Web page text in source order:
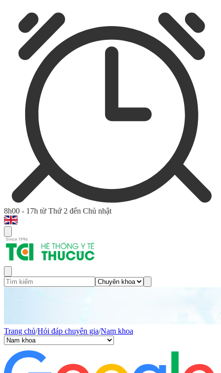
8h00 - 17h từ Thứ 2 đến Chủ nhật
Trang chủ/Hỏi đáp chuyên gia/Nam khoa